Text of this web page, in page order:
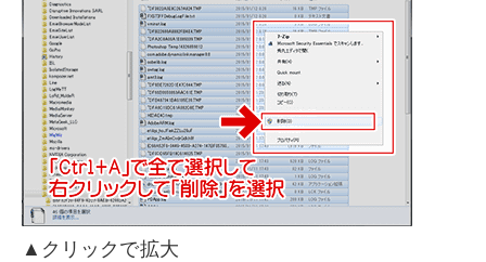
▲クリックで拡大